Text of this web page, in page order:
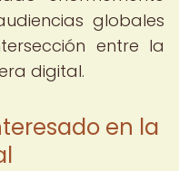
globales
entre la
digital.
en la